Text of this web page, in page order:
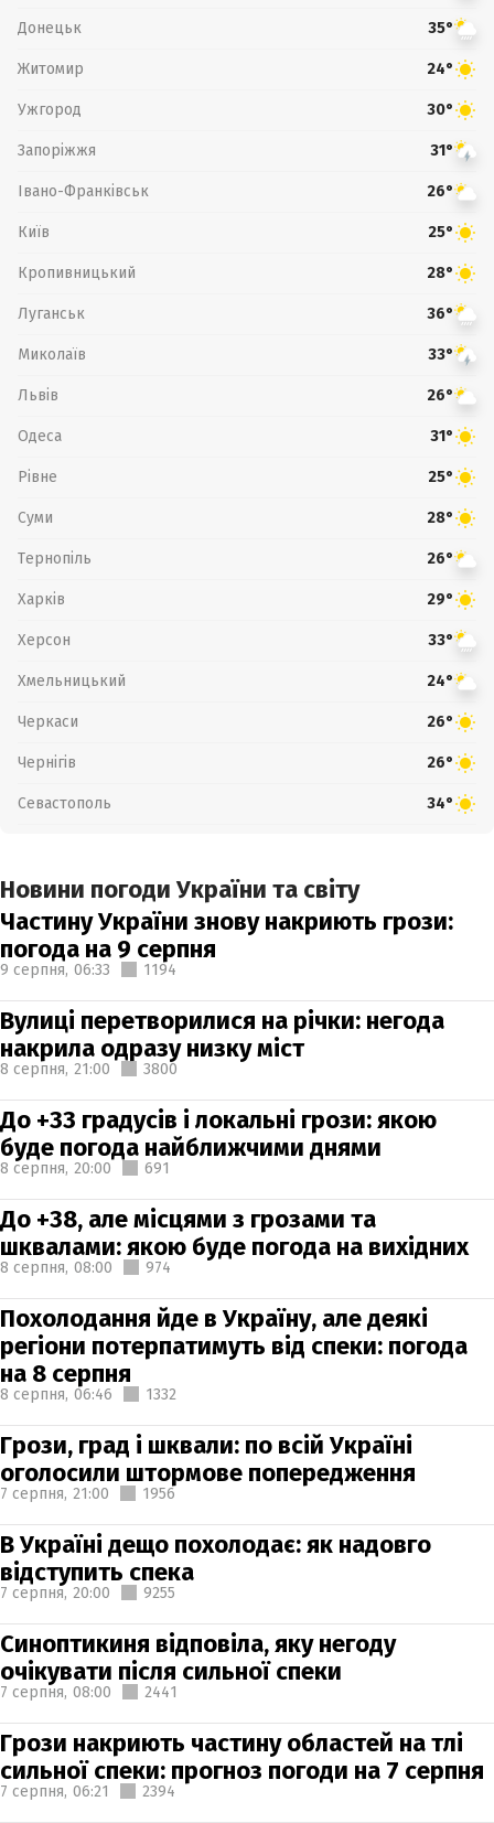
Донецьк 35°
Житомир 24°
Ужгород 30°
Запоріжжя 31°
Івано-Франківськ 26°
Київ 25°
Кропивницький 28°
Луганськ 36°
Миколаїв 33°
Львів 26°
Одеса 31°
Рівне 25°
Суми 28°
Тернопіль 26°
Харків 29°
Херсон 33°
Хмельницький 24°
Черкаси 26°
Чернігів 26°
Севастополь 34°
Новини погоди України та світу
Частину України знову накриють грози:
погода на 9 серпня
9 серпня, 06:33 1194
Вулиці перетворилися на річки: негода
накрила одразу низку міст
8 серпня, 21:00 3800
До +33 градусів і локальні грози: якою
буде погода найближчими днями
8 серпня, 20:00 691
До +38, але місцями з грозами та
шквалами: якою буде погода на вихідних
8 серпня, 08:00 974
Похолодання йде в Україну, але деякі
регіони потерпатимуть від спеки: погода
на 8 серпня
8 серпня, 06:46 1332
Грози, град і шквали: по всій Україні
оголосили штормове попередження
7 серпня, 21:00 1956
В Україні дещо похолодає: як надовго
відступить спека
7 серпня, 20:00 9255
Синоптикиня відповіла, яку негоду
очікувати після сильної спеки
7 серпня, 08:00 2441
Грози накриють частину областей на тлі
сильної спеки: прогноз погоди на 7 серпня
7 серпня, 06:21 2394